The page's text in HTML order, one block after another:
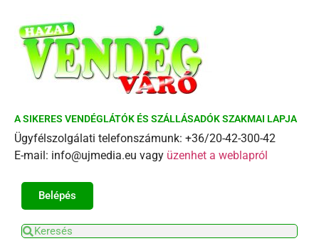
A SIKERES VENDÉGLÁTÓK ÉS SZÁLLÁSADÓK SZAKMAI LAPJA
Ügyfélszolgálati telefonszámunk: +36/20-42-300-42
E-mail: info@ujmedia.eu vagy üzenhet a weblapról
Belépés